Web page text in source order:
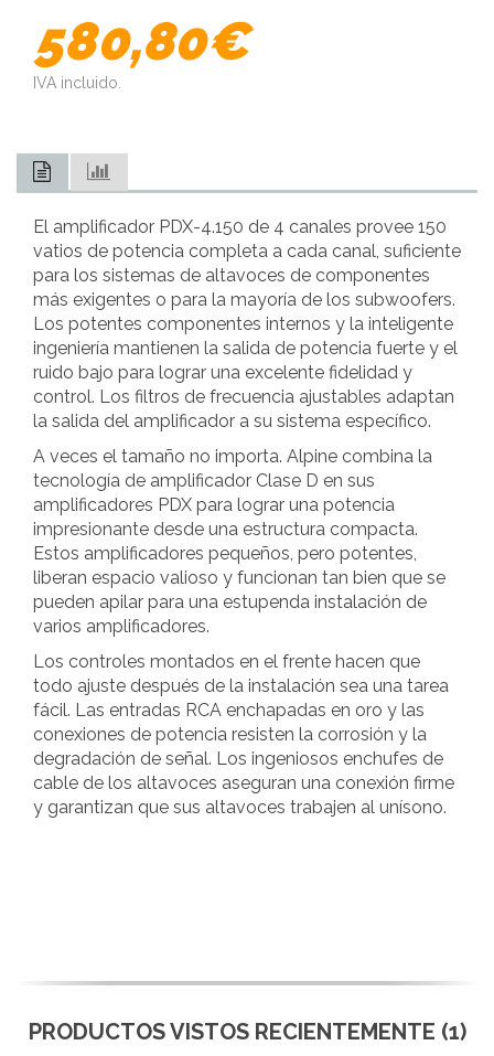
580,80€
IVA incluido.
El amplificador PDX-4.150 de 4 canales provee 150
vatios de potencia completa a cada canal, suficiente
para los sistemas de altavoces de componentes
más exigentes o para la mayoría de los subwoofers.
Los potentes componentes internos y la inteligente
ingeniería mantienen la salida de potencia fuerte y el
ruido bajo para lograr una excelente fidelidad y
control. Los filtros de frecuencia ajustables adaptan
la salida del amplificador a su sistema específico.
A veces el tamaño no importa. Alpine combina la
tecnología de amplificador Clase D en sus
amplificadores PDX para lograr una potencia
impresionante desde una estructura compacta.
Estos amplificadores pequeños, pero potentes,
liberan espacio valioso y funcionan tan bien que se
pueden apilar para una estupenda instalación de
varios amplificadores.
Los controles montados en el frente hacen que
todo ajuste después de la instalación sea una tarea
fácil. Las entradas RCA enchapadas en oro y las
conexiones de potencia resisten la corrosión y la
degradación de señal. Los ingeniosos enchufes de
cable de los altavoces aseguran una conexión firme
y garantizan que sus altavoces trabajen al unísono.
PRODUCTOS VISTOS RECIENTEMENTE (1)